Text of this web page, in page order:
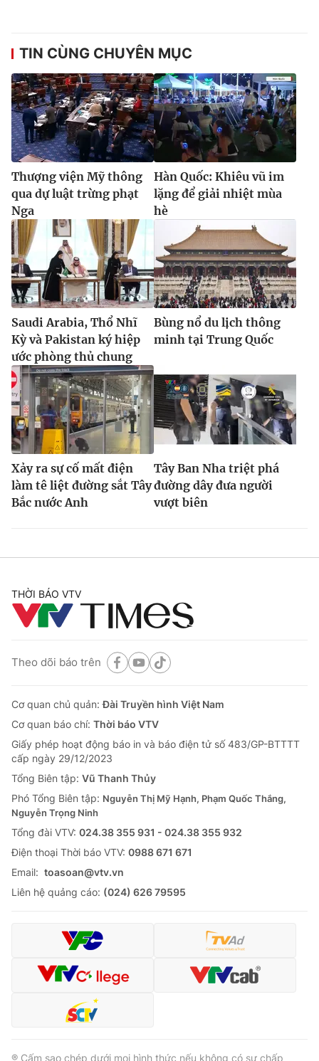
TIN CÙNG CHUYÊN MỤC
Thượng viện Mỹ thông
qua dự luật trừng phạt
Nga
Hàn Quốc: Khiêu vũ im
lặng để giải nhiệt mùa
hè
Saudi Arabia, Thổ Nhĩ
Kỳ và Pakistan ký hiệp
ước phòng thủ chung
Bùng nổ du lịch thông
minh tại Trung Quốc
Xảy ra sự cố mất điện
làm tê liệt đường sắt Tây
Bắc nước Anh
Tây Ban Nha triệt phá
đường dây đưa người
vượt biên
THỜI BÁO VTV
Theo dõi báo trên
Cơ quan chủ quản:Đài Truyền hình Việt Nam
Cơ quan báo chí: Thời báo VTV
Giấy phép hoạt động báo in và báo điện tử số 483/GP-BTTTT
cấp ngày 29/12/2023
Tổng Biên tập: Vũ Thanh Thủy
Phó Tổng Biên tập: Nguyễn Thị Mỹ Hạnh, Phạm Quốc Thắng,
Nguyễn Trọng Ninh
Tổng đài VTV: 024.38 355 931 - 024.38 355 932
Ðiện thoại Thời báo VTV: 0988 671 671
Email: toasoan@vtv.vn
Liên hệ quảng cáo: (024) 626 79595
® Cấm sao chép dưới mọi hình thức nếu không có sự chấp